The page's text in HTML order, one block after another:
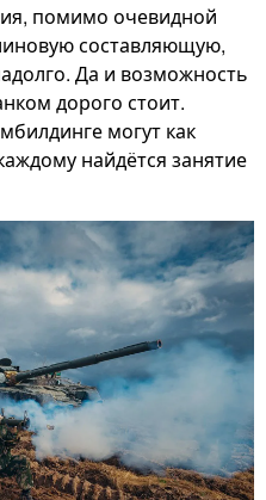
помимо очевидной
составляющую,
Да и возможность
дорого стоит.
могут как
найдётся занятие